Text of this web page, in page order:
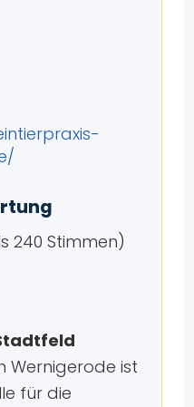
240 Stimmen)
Wernigerode ist
für die